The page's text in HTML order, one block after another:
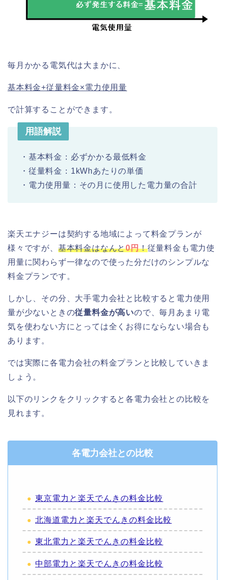
毎月かかる電気代は大まかに、
基本料金+従量料金×電力使用量
で計算することができます。
用語解説
・基本料金：必ずかかる最低料金
・従量料金：1kWhあたりの単価
・電力使用量：その月に使用した電力量の合計
楽天エナジーは契約する地域によって料金プランが
様々ですが、 基本料金はなんと0円！従量料金も電力使
用量に関わらず一律なので使った分だけのシンプルな
料金プランです。
しかし、その分、大手電力会社と比較すると電力使用
量が少ないときの従量料金が高いので、毎月あまり電
気を使わない方にとっては全くお得にならない場合も
あります。
では実際に各電力会社の料金プランと比較していきま
しょう。
以下のリンクをクリックすると各電力会社との比較を
見れます。
各電力会社との比較
東京電力と楽天でんきの料金比較
北海道電力と楽天でんきの料金比較
東北電力と楽天でんきの料金比較
中部電力と楽天でんきの料金比較